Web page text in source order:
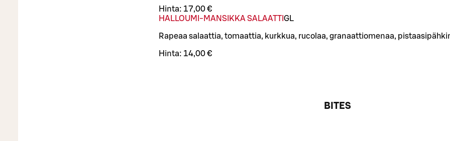
Hinta: 17,00 €
HALLOUMI-MANSIKKA SALAATTI GL
Rapeaa salaattia, tomaattia, kurkkua, rucolaa, granaattiomenaa,
Hinta: 14,00 €
BITES